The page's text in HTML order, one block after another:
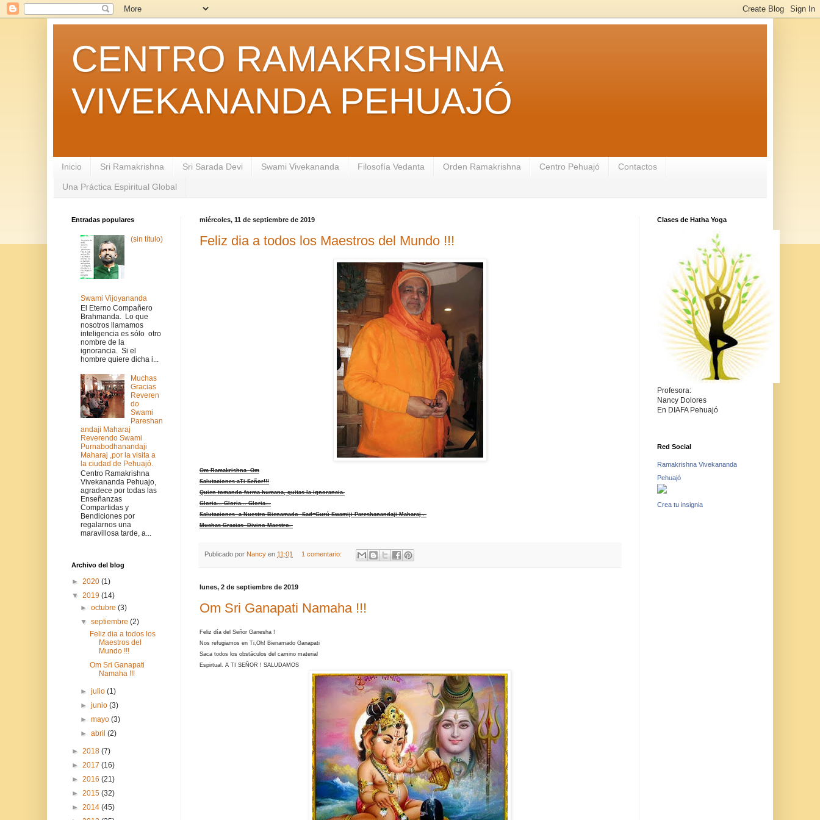
CENTRO RAMAKRISHNA
VIVEKANANDA PEHUAJÓ
Inicio Sri Ramakrishna Sri Sarada Devi Swami Vivekananda Filosofía Vedanta Orden Ramakrishna Centro Pehuajó Contactos
Una Práctica Espiritual Global
miércoles, 11 de septiembre de 2019
Feliz dia a todos los Maestros del Mundo !!!
Om Ramakrishna Om
Salutaciones aTi Señor!!!
Quien tomando forma humana, quitas la ignorancia.
Gloria... Gloria... Gloria...
Salutaciones a Nuestro Bienamado Sad=Gurú Swamiji Pareshanandaji Maharaj .
Muchas Gracias Divino Maestro.
Publicado por Nancy en 11:01 1 comentario:
lunes, 2 de septiembre de 2019
Om Sri Ganapati Namaha !!!
Feliz día del Señor Ganesha !
Nos refugiamos en Ti,Oh! Bienamado Ganapati
Saca todos los obstáculos del camino material
Espirtual. A TI SEÑOR ! SALUDAMOS
Entradas populares
(sin título)
Swami Vijoyananda
El Eterno Compañero
Brahmanda. Lo que
nosotros llamamos
inteligencia es sólo otro
nombre de la
ignorancia. Si el
hombre quiere dicha i...
Muchas
Gracias
Reveren
do
Swami
Pareshan
andaji Maharaj
Reverendo Swami
Purnabodhanandaji
Maharaj ,por la visita a
la ciudad de Pehuajó.
Centro Ramakrishna
Vivekananda Pehuajo,
agradece por todas las
Enseñanzas
Compartidas y
Bendiciones por
regalarnos una
maravillosa tarde, a...
Archivo del blog
► 2020 (1)
▼ 2019 (14)
►octubre(3)
▼septiembre(2)
Feliz dia a todos los
Maestros del
Mundo !!!
Om Sri Ganapati
Namaha !!!
►julio(1)
►junio(3)
►mayo(3)
►abril(2)
► 2018 (7)
► 2017 (16)
► 2016 (21)
► 2015 (32)
► 2014 (45)
Clases de Hatha Yoga
Profesora:
Nancy Dolores
En DIAFA Pehuajó
Red Social
Ramakrishna Vivekananda
Pehuajó
Crea tu insignia